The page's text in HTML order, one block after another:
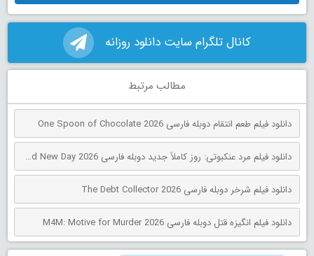
کانال تلگرام سایت دانلود روزانه
مطالب مرتبط
دانلود فیلم طعم انتقام دوبله فارسی One Spoon of Chocolate 2026
دانلود فیلم مرد عنکبوتی: روز کاملاً جدید دوبله فارسی Spider-Man: Brand New Day 2026
دانلود فیلم شرخر دوبله فارسی The Debt Collector 2026
دانلود فیلم انگیزه قتل دوبله فارسی M4M: Motive for Murder 2026